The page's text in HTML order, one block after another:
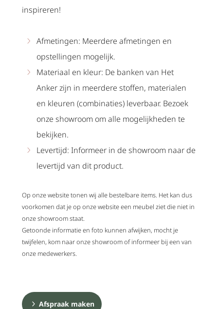
inspireren!
Afmetingen: Meerdere afmetingen en
opstellingen mogelijk.
Materiaal en kleur: De banken van Het
Anker zijn in meerdere stoffen, materialen
en kleuren (combinaties) leverbaar. Bezoek
onze showroom om alle mogelijkheden te
bekijken.
Levertijd: Informeer in de showroom naar de
levertijd van dit product.
Op onze website tonen wij alle bestelbare items. Het kan dus
voorkomen dat je op onze website een meubel ziet die niet in
onze showroom staat.
Getoonde informatie en foto kunnen afwijken, mocht je
twijfelen, kom naar onze showroom of informeer bij een van
onze medewerkers.
Afspraak maken